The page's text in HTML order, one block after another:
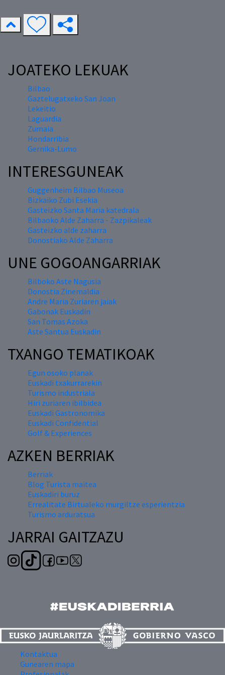
JOATEKO LEKUAK
Bilbao
Gaztelugatxeko San Joan
Lekeitio
Laguardia
Zumaia
Hondarribia
Gernika-Lumo
INTERESGUNEAK
Guggenheim Bilbao Museoa
Bizkaiko Zubi Esekia
Gasteizko Santa Maria katedrala
Bilbaoko Alde Zaharra - Zazpikaleak
Gasteizko alde zaharra
Donostiako Alde Zaharra
UNE GOGOANGARRIAK
Bilboko Aste Nagusia
Donostia Zinemaldia
Andre Maria Zuriaren jaiak
Gabonak Euskadin
San Tomas Azoka
Aste Santua Euskadin
TXANGO TEMATIKOAK
Egun osoko planak
Euskadi txakurrarekin
Turismo industriala
Hiri zuriaren ibilbidea
Euskadi Gastronomika
Euskadi Confidential
Golf & Experiences
AZKEN BERRIAK
Berriak
Blog Turista maitea
Euskadiri buruz
Errealitate Birtualeko murgiltze esperientzia
Turismo arduratsua
JARRAI GAITZAZU
Kontaktua
Gunearen mapa